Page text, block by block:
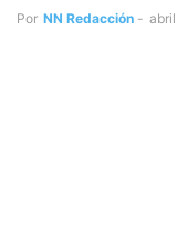
Por NN Redacción -